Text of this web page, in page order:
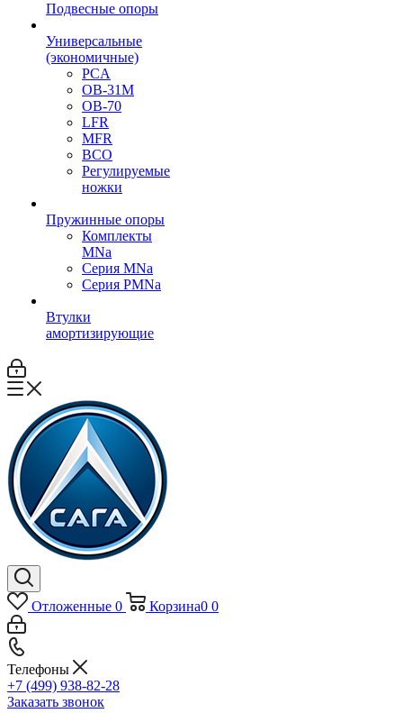
Подвесные опоры
Универсальные
(экономичные)
PCA
ОВ-31М
OB-70
LFR
MFR
ВСО
Регулируемые
ножки
Пружинные опоры
Комплекты
MNa
Серия MNa
Серия PMNa
Втулки
амортизирующие
Отложенные 0 Корзина0 0
Телефоны
+7 (499) 938-82-28
Заказать звонок